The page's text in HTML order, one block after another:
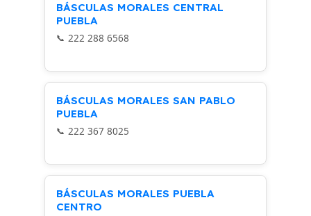
BÁSCULAS MORALES CENTRAL
PUEBLA
222 288 6568
BÁSCULAS MORALES SAN PABLO
PUEBLA
222 367 8025
BÁSCULAS MORALES PUEBLA
CENTRO